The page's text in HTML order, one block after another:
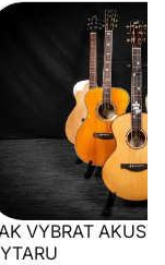
vybrat
VYBRAT